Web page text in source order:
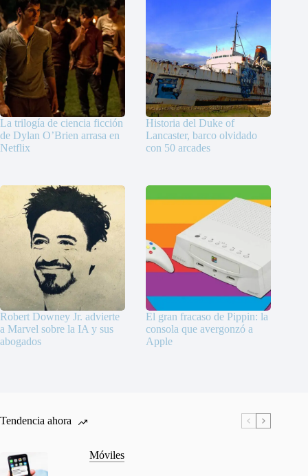
La trilogía de ciencia ficción
de Dylan O’Brien arrasa en
Netflix
Historia del Duke of
Lancaster, barco olvidado
con 50 arcades
Robert Downey Jr. advierte
a Marvel sobre la IA y sus
abogados
El gran fracaso de Pippin: la
consola que avergonzó a
Apple
Tendencia ahora
Móviles